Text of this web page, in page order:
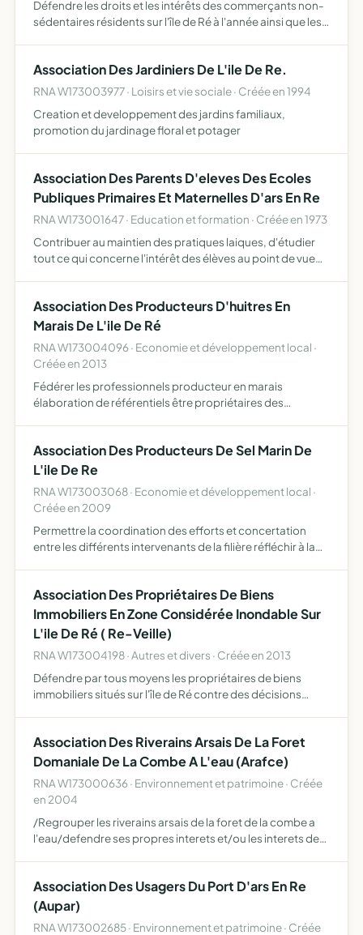
Défendre les droits et les intérêts des commerçants non-
sédentaires résidents sur l'île de Ré à l'année ainsi que les
Association Des Jardiniers De L'ile De Re.
RNA W173003977 · Loisirs et vie sociale · Créée en 1994
Creation et developpement des jardins familiaux,
promotion du jardinage floral et potager
Association Des Parents D'eleves Des Ecoles
Publiques Primaires Et Maternelles D'ars En Re
RNA W173001647 · Education et formation · Créée en 1973
Contribuer au maintien des pratiques laiques, d'étudier
tout ce qui concerne l'intérêt des élèves au point de vue
Association Des Producteurs D'huitres En
Marais De L'ile De Ré
RNA W173004096 · Economie et développement local ·
Créée en 2013
Fédérer les professionnels producteur en marais
élaboration de référentiels être propriétaires des
charges
Association Des Producteurs De Sel Marin De
L'ile De Re
RNA W173003068 · Economie et développement local ·
Créée en 2009
Permettre la coordination des efforts et concertation
entre les différents intervenants de la filière réfléchir à la
Association Des Propriétaires De Biens
Immobiliers En Zone Considérée Inondable Sur
L'ile De Ré ( Re-Veille)
RNA W173004198 · Autres et divers · Créée en 2013
Défendre par tous moyens les propriétaires de biens
immobiliers situés sur l'île de Ré contre des décisions
t…
Association Des Riverains Arsais De La Foret
Domaniale De La Combe A L'eau (Arafce)
RNA W173000636 · Environnement et patrimoine · Créée
en 2004
/Regrouper les riverains arsais de la foret de la combe a
l'eau/defendre ses propres interets et/ou les interets de
Association Des Usagers Du Port D'ars En Re
(Aupar)
RNA W173002685 · Environnement et patrimoine · Créée